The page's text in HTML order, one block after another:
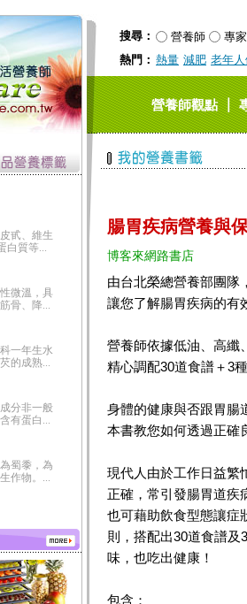
搜尋： 營養師
專家
熱門： 熱量 減肥 老年
營養師觀點｜
甙、維生
白質等...
微溫，具
骨、降...
一年生水
的成熟...
分非一般
有蛋白...
蜀黍，為
作物。...
肪、磷...
不飽和脂
和DH...
腸胃疾病營養與
博客來網路書店
由台北榮總營養部團隊
讓您了解腸胃疾病的有
營養師依據低油、高纖
精心調配30道食譜＋3
身體的健康與否跟胃腸
本書教您如何透過正確
現代人由於工作日益繁
正確，常引發腸胃道疾
也可藉助飲食型態讓症
則，搭配出30道食譜
味，也吃出健康！
包含：